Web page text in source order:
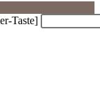
Taste]